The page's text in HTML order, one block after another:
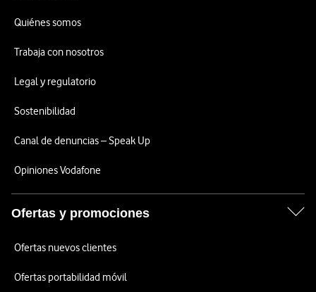
Quiénes somos
Trabaja con nosotros
Legal y regulatorio
Sostenibilidad
Canal de denuncias – Speak Up
Opiniones Vodafone
Ofertas y promociones
Ofertas nuevos clientes
Ofertas portabilidad móvil